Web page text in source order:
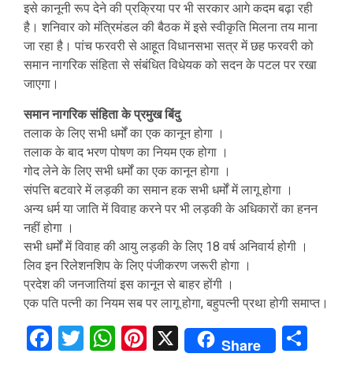
इसे कानूनी रूप देने की प्रक्रिया पर भी सरकार आगे कदम बढ़ा रही
है। शनिवार को मंत्रिमंडल की बैठक में इसे स्वीकृति मिलना तय माना
जा रहा है। पांच फरवरी से आहूत विधानसभा सत्र में छह फरवरी को
समान नागरिक संहिता से संंबंधित विधेयक को सदन के पटल पर रखा
जाएगा।
समान नागरिक संहिता के प्रमुख बिंदु
तलाक के लिए सभी धर्मों का एक कानून होगा ।
तलाक के बाद भरण पोषण का नियम एक होगा ।
गोद लेने के लिए सभी धर्मों का एक कानून होगा ।
संपत्ति बटवारे में लड़की का समान हक सभी धर्मों में लागू होगा ।
अन्य धर्म या जाति में विवाह करने पर भी लड़की के अधिकारों का हनन
नहीं होगा ।
सभी धर्मों में विवाह की आयु लड़की के लिए 18 वर्ष अनिवार्य होगी ।
लिव इन रिलेशनशिप के लिए पंजीकरण जरूरी होगा ।
प्रदेश की जनजातियां इस कानून से बाहर होंगी ।
एक पति पत्नी का नियम सब पर लागू होगा, बहुपत्नी प्रथा होगी समाप्त।
Facebook
Twitter
WhatsApp
Pinterest
X Share